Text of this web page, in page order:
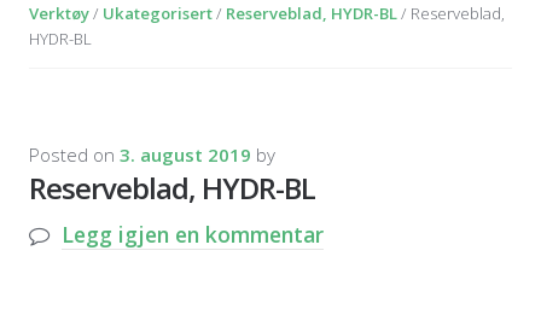
Verktøy/ Ukategorisert/ Reserveblad, HYDR-BL/ Reserveblad,
HYDR-BL
Posted on3. august 2019 by
Reserveblad, HYDR-BL
Legg igjen en kommentar